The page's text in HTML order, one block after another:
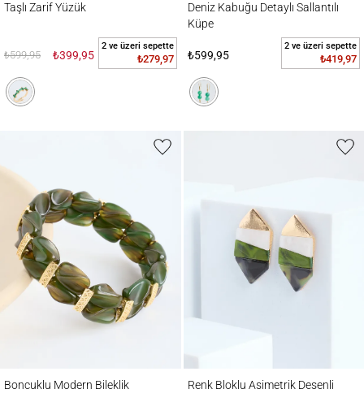
Taşlı Zarif Yüzük
₺599,95 ₺399,95
2 ve üzeri sepette
₺279,97
Deniz Kabuğu Detaylı Sallantılı
Küpe
₺599,95
2 ve üzeri sepette
₺419,97
Boncuklu Modern Bileklik
Renk Bloklu Asimetrik Desenli